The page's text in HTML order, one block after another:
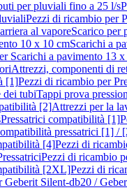
per pluviali fino a 25 l/s
Pezzi di ricambio per
al vaporeScarico per
10 x 10 cmScarichi a
Scarichi a pavimento 13
Attrezzi, componenti di
[1]Pezzi di ricambio per
dei tubiTappi prova
[2]Attrezzi per la
Pressatrici compatibilità [1]
pressatrici [1] /
[4]Pezzi di
Pezzi di ricambio
[2XL]Pezzi di
Geberit Silent-db20 /